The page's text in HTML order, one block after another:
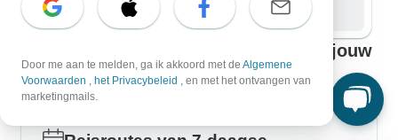
4.160 rondreizen in Europa
De beste reizen rond Europa voor al jouw
reisplannen
Door me aan te melden, ga ik akkoord met de Algemene
Voorwaarden , het Privacybeleid , en met het ontvangen van
marketingmails.